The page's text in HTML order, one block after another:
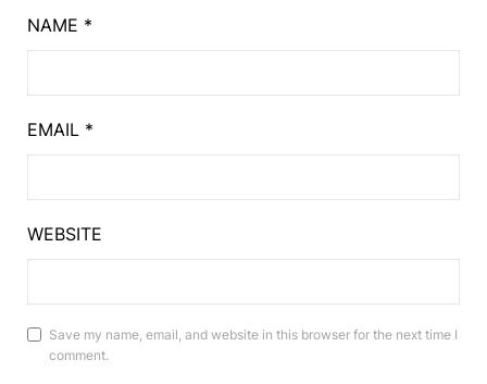
NAME *
EMAIL *
WEBSITE
Save my name, email, and website in this browser for the next time I
comment.